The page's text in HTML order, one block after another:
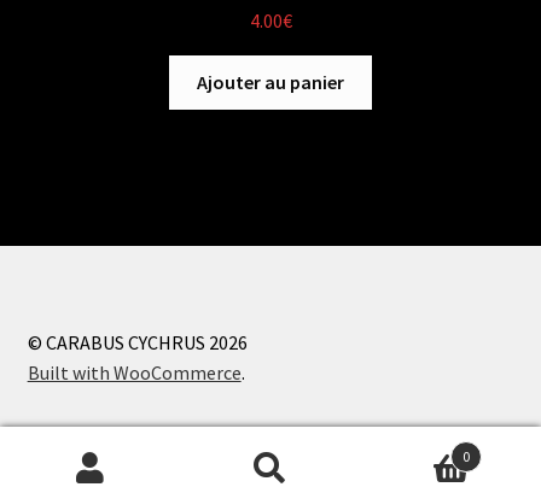
4.00€
Ajouter au panier
© CARABUS CYCHRUS 2026
Built with WooCommerce.
0